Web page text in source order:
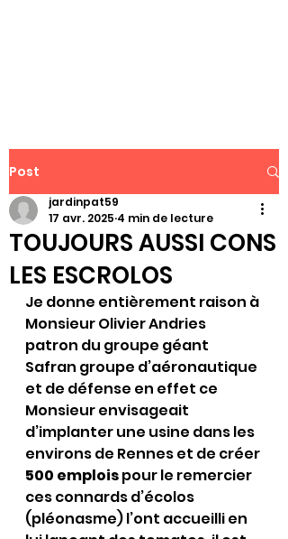
Post
TOUJOURS AUSSI CONS
LES ESCROLOS
jardinpat59
17 avr. 2025 4 min de lecture
Je donne entièrement raison à
Monsieur Olivier Andries
patron du groupe géant
Safran groupe d’aéronautique
et de défense en effet ce
Monsieur envisageait
d’implanter une usine dans les
environs de Rennes et de créer
500 emplois pour le remercier
ces connards d’écolos
(pléonasme) l’ont accueilli en